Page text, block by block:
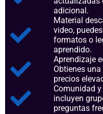
adicional.
Material
video,
formatos o
aprendido.
Aprendizaje
Obtienes
precios
Comunidad
incluyen
preguntas